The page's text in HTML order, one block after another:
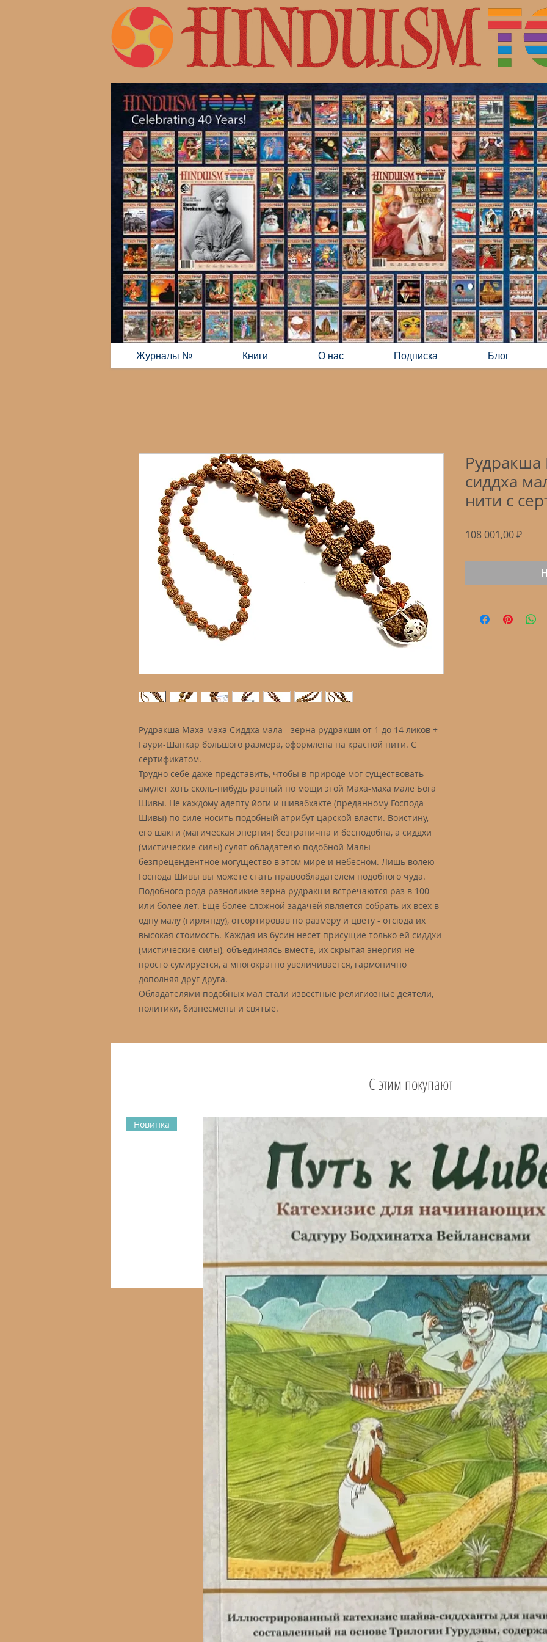
Жизнь с Шивой.
Современная культура индуизма
Журналы № Книги О нас Подписка Блог
Рудракша Маха-маха Сиддха мала - зерна рудракши от 1 до 14 ликов +
Гаури-Шанкар большого размера, оформлена на красной нити. С
сертификатом.
Трудно себе даже представить, чтобы в природе мог существовать
амулет хоть сколь-нибудь равный по мощи этой Маха-маха мале Бога
Шивы. Не каждому адепту йоги и шивабхакте (преданному Господа
Шивы) по силе носить подобный атрибут царской власти. Воистину,
его шакти (магическая энергия) безгранична и бесподобна, а сиддхи
(мистические силы) сулят обладателю подобной Малы
безпрецендентное могущество в этом мире и небесном. Лишь волею
Господа Шивы вы можете стать правообладателем подобного чуда.
Подобного рода разноликие зерна рудракши встречаются раз в 100
или более лет. Еще более сложной задачей является собрать их всех в
одну малу (гирлянду), отсортировав по размеру и цвету - отсюда их
высокая стоимость. Каждая из бусин несет присущие только ей сиддхи
(мистические силы), объединяясь вместе, их скрытая энергия не
просто сумируется, а многократно увеличивается, гармонично
дополняя друг друга.
Обладателями подобных мал стали известные религиозные деятели,
политики, бизнесмены и святые.
Рудракша
сиддха
нити с
108 001,00 ₽Цена
С этим покупают
Новинка